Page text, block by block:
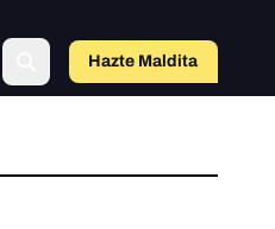
Hazte Maldita